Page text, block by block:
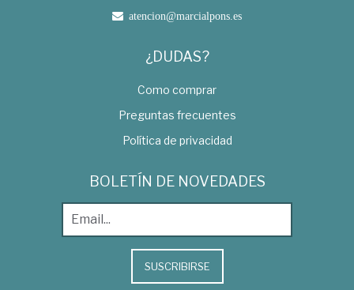
atencion@marcialpons.es
¿DUDAS?
Como comprar
Preguntas frecuentes
Política de privacidad
BOLETÍN DE NOVEDADES
SUSCRIBIRSE